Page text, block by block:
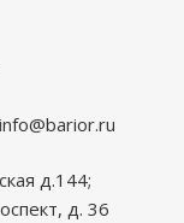
info@barior.ru
д.144;
д. 36